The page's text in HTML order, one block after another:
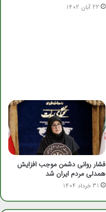
22 آبان 1402
فشار روانی دشمن موجب افزایش
همدلی مردم ایران شد
31 خرداد 1404